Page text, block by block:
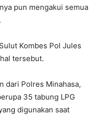
pun mengakui semua
Kombes Pol Jules
tersebut.
dari Polres Minahasa,
35 tabung LPG
digunakan saat